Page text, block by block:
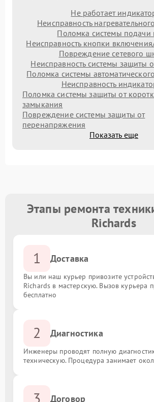
Не работает
Неисправность
Поломка системы подачи
Неисправность кнопки
Повреждение сетевого
Неисправность системы защиты
Поломка системы
Неисправность
Поломка системы защиты от
замыкания
Повреждение системы защиты от
перенапряжения
Показать еще
Этапы ремонта
Richards
1 Доставка
Вы или наш курьер привозите
Richards в мастерскую. Вызов курьера
бесплатно
2 Диагностика
Инженеры проводят полную
техническую. Процедура занимает
Договор